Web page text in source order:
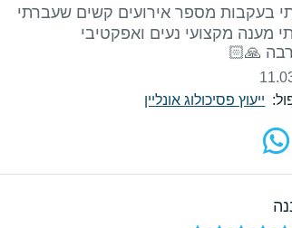
🙏🏻
ייעוץ פסיכולוג אונליין